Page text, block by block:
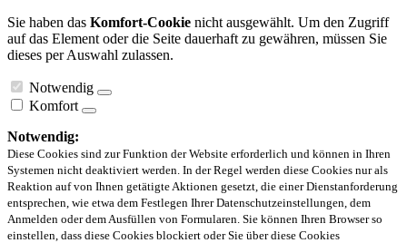
Sie haben das Komfort-Cookie nicht ausgewählt. Um den Zugriff
auf das Element oder die Seite dauerhaft zu gewähren, müssen Sie
dieses per Auswahl zulassen.
Notwendig
Komfort
Notwendig:
Diese Cookies sind zur Funktion der Website erforderlich und können in Ihren
Systemen nicht deaktiviert werden. In der Regel werden diese Cookies nur als
Reaktion auf von Ihnen getätigte Aktionen gesetzt, die einer Dienstanforderung
entsprechen, wie etwa dem Festlegen Ihrer Datenschutzeinstellungen, dem
Anmelden oder dem Ausfüllen von Formularen. Sie können Ihren Browser so
einstellen, dass diese Cookies blockiert oder Sie über diese Cookies